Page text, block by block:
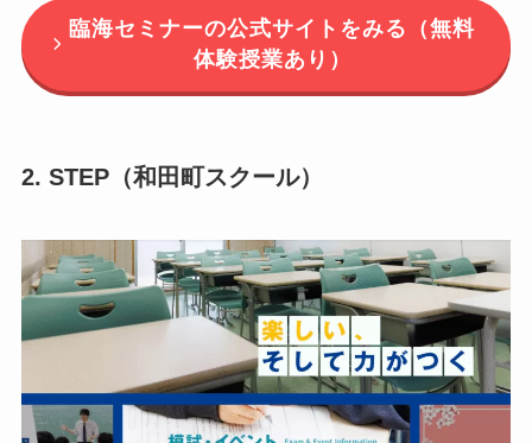
臨海セミナーの公式サイトをみる（無料
体験授業あり）
2. STEP（和田町スクール）